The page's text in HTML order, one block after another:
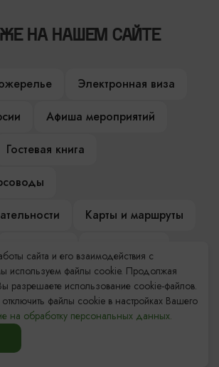
НА НАШЕМ САЙТЕ
Электронная виза
Афиша мероприятий
Гостевая книга
Карты и маршруты
кухни
Музеи
сайта и его взаимодействия с
используем файлы cookie. Продолжая
разрешаете использование cookie-файлов.
файлы cookie в настройках Вашего
на обработку персональных данных.